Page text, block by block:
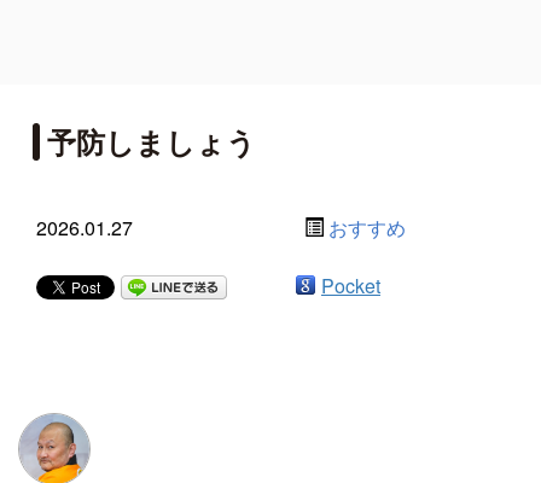
予防しましょう
2026.01.27 おすすめ
Pocket